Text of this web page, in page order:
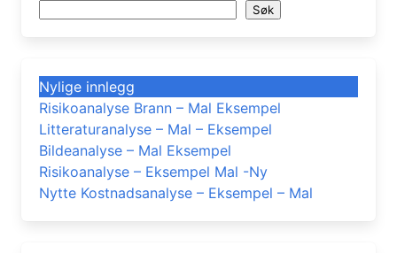
Søk
Nylige innlegg
Risikoanalyse Brann – Mal Eksempel
Litteraturanalyse – Mal – Eksempel
Bildeanalyse – Mal Eksempel
Risikoanalyse – Eksempel Mal -Ny
Nytte Kostnadsanalyse – Eksempel – Mal